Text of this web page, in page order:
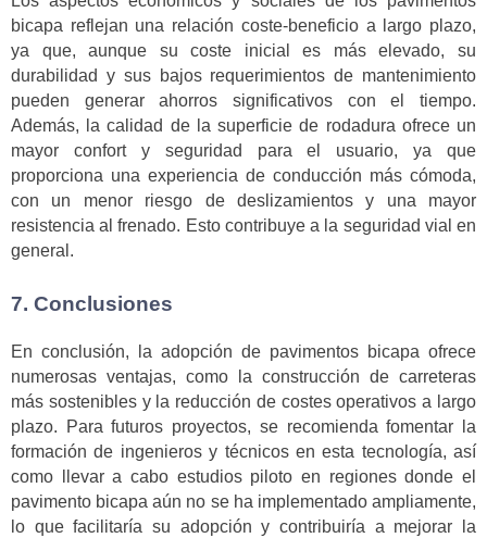
bicapa reflejan una relación coste-beneficio a largo plazo,
ya que, aunque su coste inicial es más elevado, su
durabilidad y sus bajos requerimientos de mantenimiento
pueden generar ahorros significativos con el tiempo.
Además, la calidad de la superficie de rodadura ofrece un
mayor confort y seguridad para el usuario, ya que
proporciona una experiencia de conducción más cómoda,
con un menor riesgo de deslizamientos y una mayor
resistencia al frenado. Esto contribuye a la seguridad vial en
general.
7. Conclusiones
En conclusión, la adopción de pavimentos bicapa ofrece
numerosas ventajas, como la construcción de carreteras
más sostenibles y la reducción de costes operativos a largo
plazo. Para futuros proyectos, se recomienda fomentar la
formación de ingenieros y técnicos en esta tecnología, así
como llevar a cabo estudios piloto en regiones donde el
pavimento bicapa aún no se ha implementado ampliamente,
lo que facilitaría su adopción y contribuiría a mejorar la